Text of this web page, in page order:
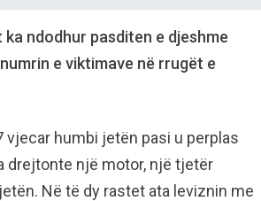
ndodhur pasditen e djeshme
e viktimave në rrugët e
vjecar humbi jetën pasi u perplas
drejtonte një motor, një tjetër
Në të dy rastet ata leviznin me